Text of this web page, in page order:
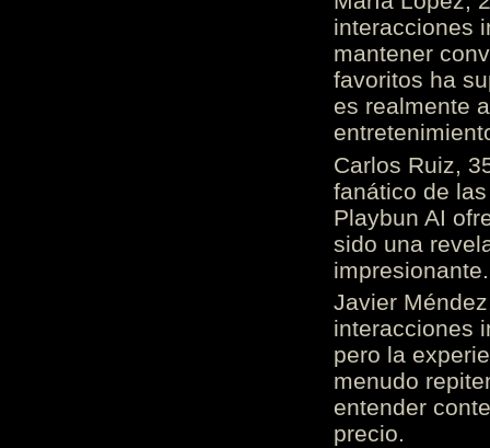
interacciones
mantener
favoritos ha
es realmente
Carlos Ruiz,
fanático de
Playbun AI
sido una
Javier
interacciones
pero la
menudo
entender
precio.